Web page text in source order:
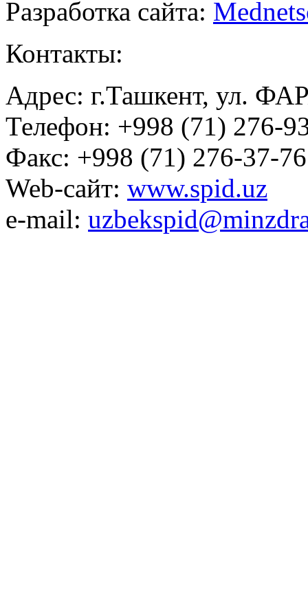
Разработка сайта:
Контакты:
Адрес: г.Ташкент, ул.
Телефон: +998 (71) 276-
Факс: +998 (71) 276-37-76
Web-сайт: www.spid.uz
e-mail: